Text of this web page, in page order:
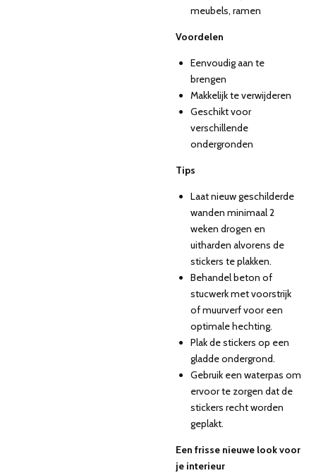
meubels, ramen
Voordelen
Eenvoudig aan te
brengen
Makkelijk te verwijderen
Geschikt voor
verschillende
ondergronden
Tips
Laat nieuw geschilderde
wanden minimaal 2
weken drogen en
uitharden alvorens de
stickers te plakken.
Behandel beton of
stucwerk met voorstrijk
of muurverf voor een
optimale hechting.
Plak de stickers op een
gladde ondergrond.
Gebruik een waterpas om
ervoor te zorgen dat de
stickers recht worden
geplakt.
Een frisse nieuwe look voor
je interieur